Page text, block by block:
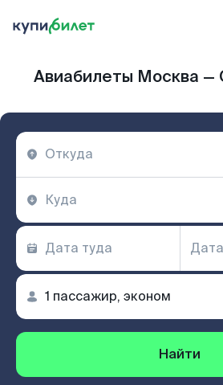
Авиабилеты Москва —
Найти